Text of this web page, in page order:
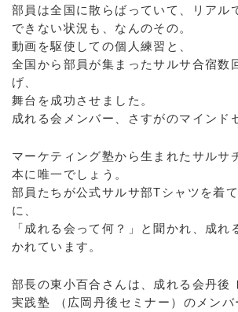
部員は全国に散らばっていて、リアル
できない状況も、なんのその。
動画を駆使しての個人練習と、
全国から部員が集まったサルサ合宿数
げ、
舞台を成功させました。
成れる会メンバー、さすがのマインド
マーケティング塾から生まれたサルサ
本に唯一でしょう。
部員たちが公式サルサ部Tシャツを着
に、
「成れる会って何？」と聞かれ、成れ
かれています。
部長の東小百合さんは、成れる会丹後
実践塾 （広岡丹後セミナー）のメンバ